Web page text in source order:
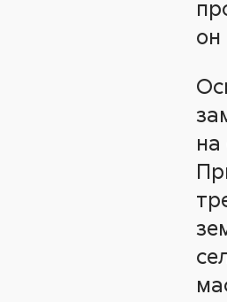
он
на